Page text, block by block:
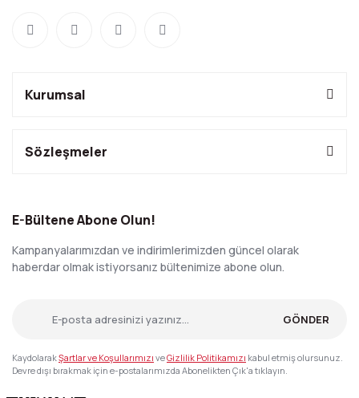
Kurumsal
Sözleşmeler
E-Bültene Abone Olun!
Kampanyalarımızdan ve indirimlerimizden güncel olarak
haberdar olmak istiyorsanız bültenimize abone olun.
GÖNDER
KaydolarakŞartlar ve Koşullarımızı veGizlilik Politikamızı kabul etmiş olursunuz.
Devre dışı bırakmak için e-postalarımızda Abonelikten Çık'a tıklayın.